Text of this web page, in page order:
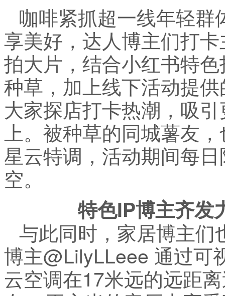
咖啡紧抓超一线年轻
享美好，达人博主们打
拍大片，结合小红书特
种草，加上线下活动提
大家探店打卡热潮，吸
上。被种草的同城薯友
星云特调，活动期间每
空。
特色IP博主齐发
与此同时，家居博主们
博主@LilyLLeee 通过可
云空调在17米远的远距